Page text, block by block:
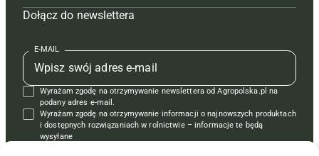
Mapa serwisu
Kontakt
Regulamin
Polityka prywatności
Prenumerata
Redakcja
Kontakt
Reklama
Prenumerata
Reklama
Kontakt
Krzyżówki
Czasopisma i prenumerata
Książki
Regulamin
Dołącz do newslettera
E-MAIL
Wyrażam zgodę na otrzymywanie newslettera od Agropolska.pl na
podany adres e-mail.
Wyrażam zgodę na otrzymywanie informacji o najnowszych produktach
i dostępnych rozwiązaniach w rolnictwie – informacje te będą
wysyłane